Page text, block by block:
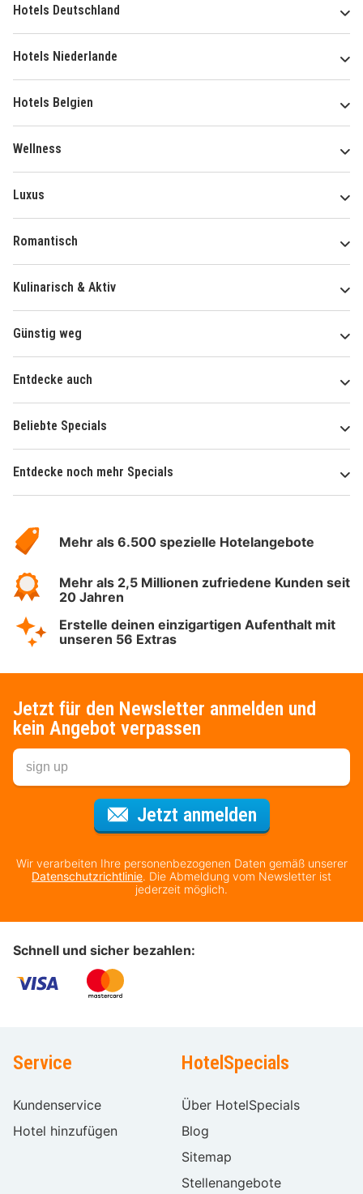
Hotels Deutschland
Hotels Niederlande
Hotels Belgien
Wellness
Luxus
Romantisch
Kulinarisch & Aktiv
Günstig weg
Entdecke auch
Beliebte Specials
Entdecke noch mehr Specials
Hotelspecials
Mehr als 6.500 spezielle Hotelangebote
Mehr als 2,5 Millionen zufriedene Kunden seit
20 Jahren
Erstelle deinen einzigartigen Aufenthalt mit
unseren 56 Extras
Jetzt für den Newsletter anmelden und
kein Angebot verpassen
Jetzt anmeldenFür den
Wir verarbeiten Ihre personenbezogenen Daten gemäß unserer
Datenschutzrichtlinie. Die Abmeldung vom Newsletter ist
jederzeit möglich.
Schnell und sicher bezahlen:
Service
Kundenservice
Hotel hinzufügen
HotelSpecials
Über HotelSpecials
Blog
Sitemap
Stellenangebote